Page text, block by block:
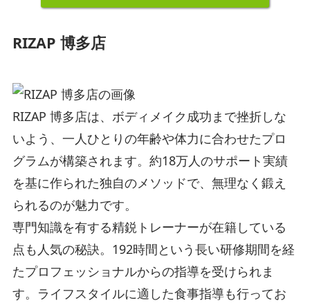
RIZAP 博多店
RIZAP 博多店は、ボディメイク成功まで挫折しな
いよう、一人ひとりの年齢や体力に合わせたプロ
グラムが構築されます。約18万人のサポート実績
を基に作られた独自のメソッドで、無理なく鍛え
られるのが魅力です。
専門知識を有する精鋭トレーナーが在籍している
点も人気の秘訣。192時間という長い研修期間を経
たプロフェッショナルからの指導を受けられま
す。ライフスタイルに適した食事指導も行ってお